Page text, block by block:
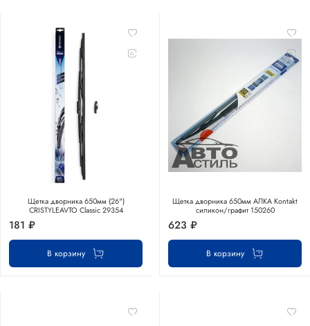
Щетка дворника 650мм (26")
CRISTYLEAVTO Classic 29354
181 ₽
В корзину
Щетка дворника 650мм АЛКА Kontakt
силикон/графит 150260
623 ₽
В корзину